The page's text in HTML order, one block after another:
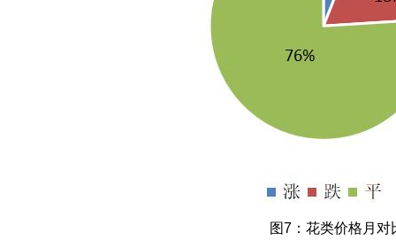
图7：花类价格月对